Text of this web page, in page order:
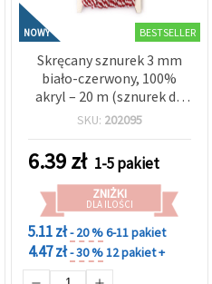
NOWY BESTSELLER
Skręcany sznurek 3 mm
biało-czerwony, 100%
akryl – 20 m (sznurek do
makramy i rękodzieła)
SKU: 202095
6.39zł 1-5 pakiet
ZNIŻKI
DLA ILOŚCI
5.11 zł- 20 %6-11 pakiet
4.47 zł- 30 %12 pakiet +